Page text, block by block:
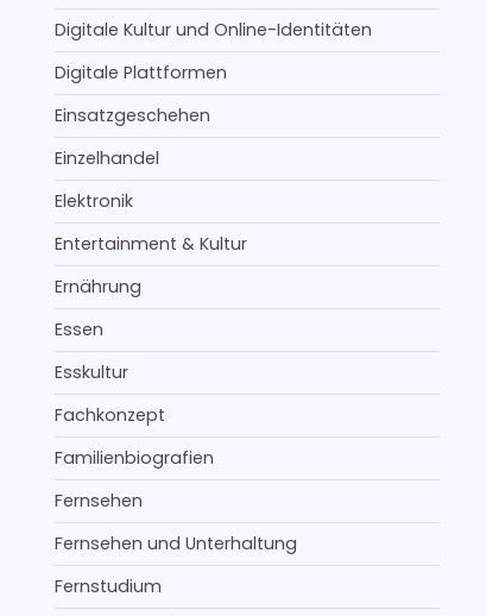
Digitale Kultur und Online-Identitäten
Digitale Plattformen
Einsatzgeschehen
Einzelhandel
Elektronik
Entertainment & Kultur
Ernährung
Essen
Esskultur
Fachkonzept
Familienbiografien
Fernsehen
Fernsehen und Unterhaltung
Fernstudium